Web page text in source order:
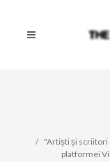
"Artiști și
platformei